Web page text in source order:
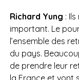
Richard Yung :
important. Le
l’ensemble des
du pays.
de prendre leur
la France et vont